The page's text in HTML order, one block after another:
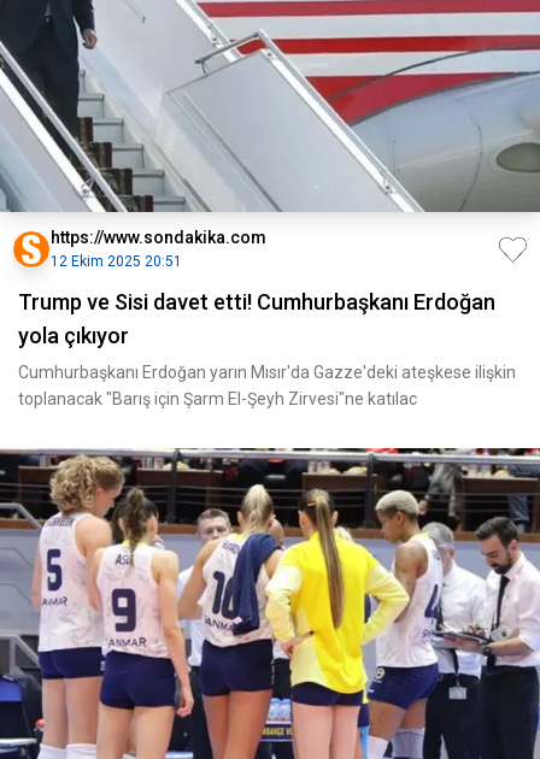
https://www.sondakika.com
12 Ekim 2025 20:51
Trump ve Sisi davet etti! Cumhurbaşkanı Erdoğan
yola çıkıyor
Cumhurbaşkanı Erdoğan yarın Mısır'da Gazze'deki ateşkese ilişkin
toplanacak "Barış için Şarm El-Şeyh Zirvesi"ne katılac